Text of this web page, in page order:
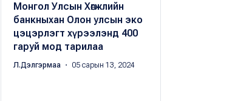
Монгол Улсын Хөгжлийн
банкныхан Олон улсын эко
цэцэрлэгт хүрээлэнд 400
гаруй мод тарилаа
Л.Дэлгэрмаа ・ 05 сарын 13, 2024